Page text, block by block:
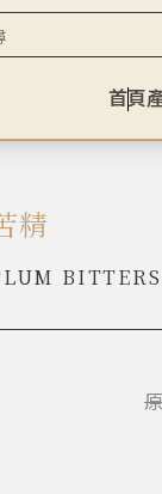
首頁
精
BITTERS